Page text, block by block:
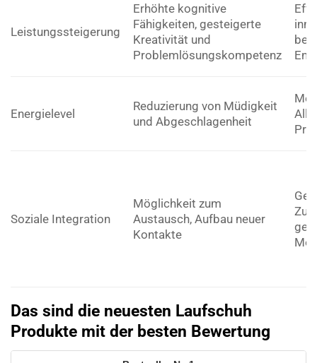
Leistungssteigerung
Erhöhte kognitive
Fähigkeiten, gesteigerte
Kreativität und
Problemlösungskompetenz
Energielevel
Reduzierung von Müdigkeit
und Abgeschlagenheit
Soziale Integration
Möglichkeit zum
Austausch, Aufbau neuer
Kontakte
Das sind die neuesten Laufschuh
Produkte mit der besten Bewertung